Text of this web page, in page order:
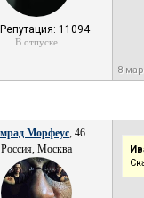
Репутация: 11094
В отпуске
8
Морфеус, 46
Россия, Москва